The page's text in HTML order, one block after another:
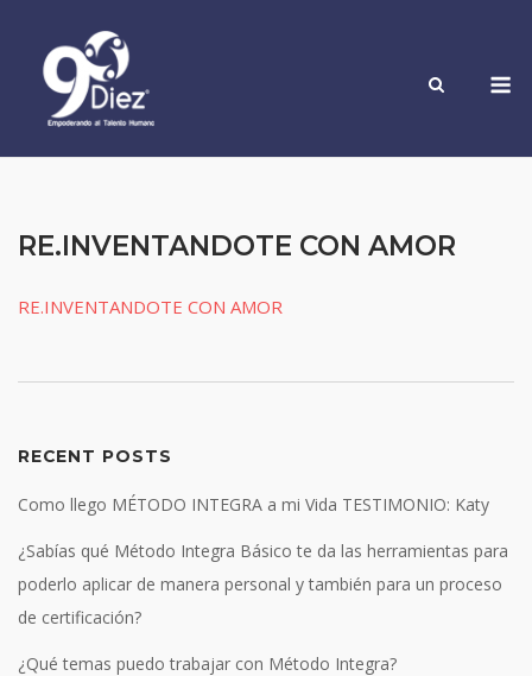
content
RE.INVENTANDOTE CON AMOR
RE.INVENTANDOTE CON AMOR
RECENT POSTS
Como llego MÉTODO INTEGRA a mi Vida TESTIMONIO: Katy
¿Sabías qué Método Integra Básico te da las herramientas para
poderlo aplicar de manera personal y también para un proceso
de certificación?
¿Qué temas puedo trabajar con Método Integra?